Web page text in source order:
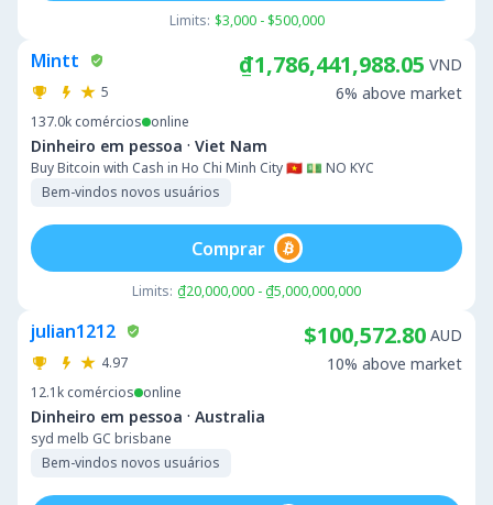
Limits: $3,000 - $500,000
Mintt
5
137.0k comércios online
Dinheiro em pessoa · Viet Nam
Buy Bitcoin with Cash in Ho Chi Minh City 🇻🇳 💵 NO KYC
Bem-vindos novos usuários
₫1,786,441,988.05 VND
6% above market
Limits: ₫20,000,000 - ₫5,000,000,000
Comprar
julian1212
4.97
12.1k comércios online
Dinheiro em pessoa · Australia
syd melb GC brisbane
Bem-vindos novos usuários
$100,572.80 AUD
10% above market